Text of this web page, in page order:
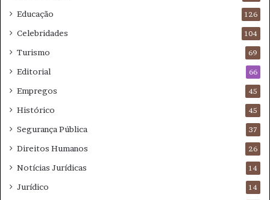
Educação 126
Celebridades 104
Turismo 69
Editorial 66
Empregos 45
Histórico 45
Segurança Pública 37
Direitos Humanos 26
Notícias Jurídicas 14
Jurídico 14